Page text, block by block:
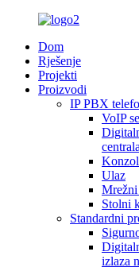
Dom
Rješenje
Projekti
Proizvodi
IP PBX
VoIP
centrala
Ulaz
Stolni
Standardni
izlaza